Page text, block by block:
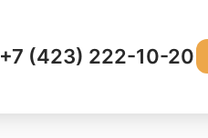
+7 (423) 222-10-20